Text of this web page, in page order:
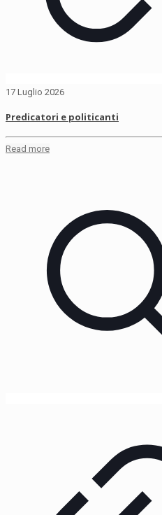
17 Luglio 2026
Predicatori e politicanti
Read more